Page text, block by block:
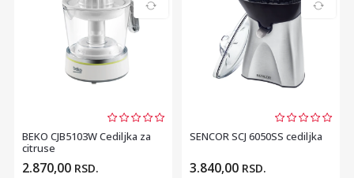
BEKO CJB5103W Cediljka za
citruse
2.870,00 RSD.
SENCOR SCJ 6050SS cediljka
3.840,00 RSD.